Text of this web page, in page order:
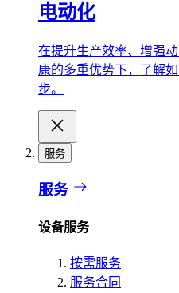
电动化
在提升生产效率、增强
康的多重优势下，了解
步。
服务
服务
设备服务
按需服务
服务合同